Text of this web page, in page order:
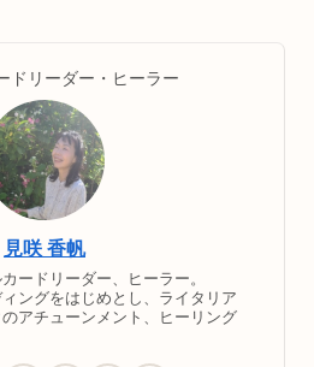
ドリーダー・ヒーラー
見咲 香帆
ードリーダー、ヒーラー。
ングをはじめとし、ライタリア
アチューンメント、ヒーリング